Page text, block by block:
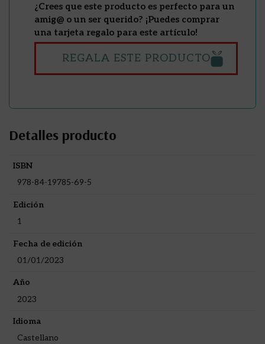
¿Crees que este producto es perfecto para un
amig@ o un ser querido? ¡Puedes comprar
una tarjeta regalo para este artículo!
REGALA ESTE PRODUCTO
Detalles producto
ISBN
978-84-19785-69-5
Edición
1
Fecha de edición
01/01/2023
Año
2023
Idioma
Castellano